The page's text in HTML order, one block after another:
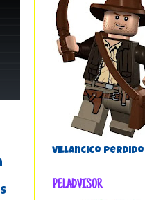
villancico perdido
PELADVISOR